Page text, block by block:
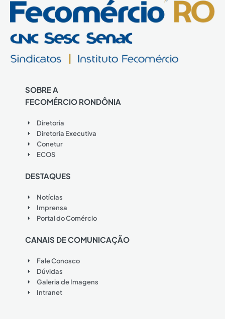
SOBRE A
FECOMÉRCIO RONDÔNIA
Diretoria
Diretoria Executiva
Conetur
ECOS
DESTAQUES
Notícias
Imprensa
Portal do Comércio
CANAIS DE COMUNICAÇÃO
Fale Conosco
Dúvidas
Galeria de Imagens
Intranet